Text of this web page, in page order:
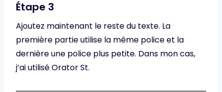
Étape 3
Ajoutez maintenant le reste du texte. La
première partie utilise la même police et la
dernière une police plus petite. Dans mon cas,
j’ai utilisé Orator St.